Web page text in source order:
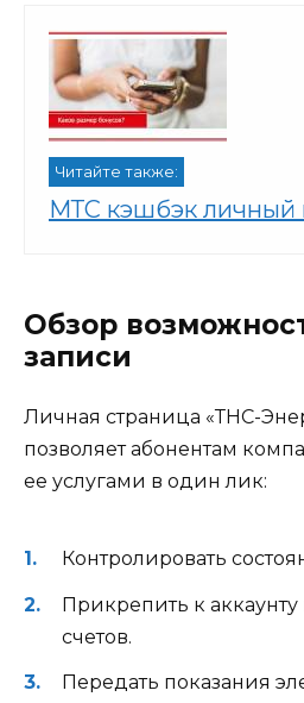
Читайте также:
МТС кэшбэк личный
Обзор
записи
Личная страница «ТНС-
позволяет абонентам
ее услугами в один лик:
Контролировать
Прикрепить к
счетов.
Передать показания